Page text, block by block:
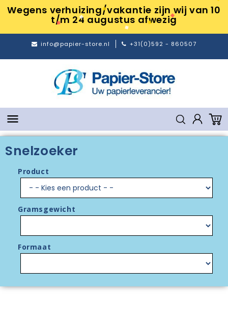
Wegens verhuizing/vakantie zijn wij van 10
t/m 24 augustus afwezig
info@papier-store.nl +31(0)592 - 860507

Snelzoeker
Product
Gramsgewicht
Formaat